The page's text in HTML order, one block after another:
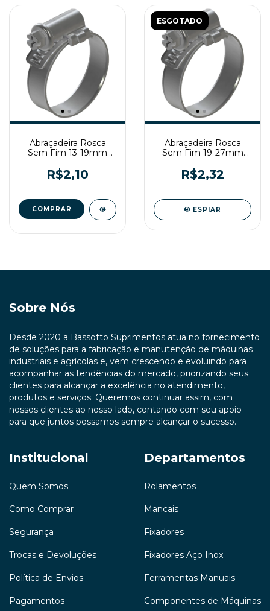
Abraçadeira Rosca
Sem Fim 13-19mm
R$2,10
ESGOTADO
Abraçadeira Rosca
Sem Fim 19-27mm
R$2,32
ESPIAR
Sobre Nós
Desde 2020 a Bassotto Suprimentos atua no fornecimento
de soluções para a fabricação e manutenção de máquinas
industriais e agrícolas e, vem crescendo e evoluindo para
acompanhar as tendências do mercado, priorizando seus
clientes para alcançar a excelência no atendimento,
produtos e serviços. Queremos continuar assim, com
nossos clientes ao nosso lado, contando com seu apoio
para que juntos possamos sempre alcançar o sucesso.
Institucional
Quem Somos
Como Comprar
Segurança
Trocas e Devoluções
Política de Envios
Pagamentos
Departamentos
Rolamentos
Mancais
Fixadores
Fixadores Aço Inox
Ferramentas Manuais
Componentes de Máquinas